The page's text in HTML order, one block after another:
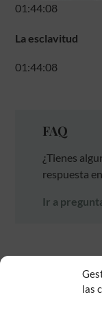
las
01:44:08
La esclavitud
01:44:08
FAQ
¿Tienes
respuesta
Ir a